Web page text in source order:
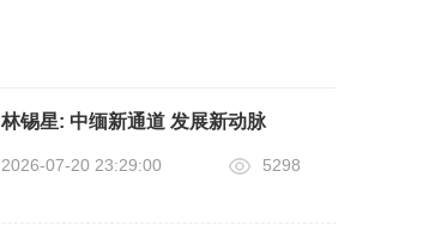
​林锡星: 中缅新通道 发展新动脉
2026-07-20 23:29:00 5298